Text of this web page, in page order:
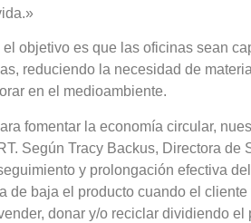
el objetivo es que las oficinas sean
reduciendo la necesidad de
en el medioambiente.
fomentar la economía circular,
Según Tracy Backus, Directora
y prolongación efectiva
de baja el producto cuando el
donar y/o reciclar dividiendo el